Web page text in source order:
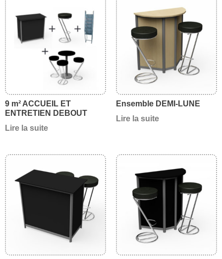
9 m² ACCUEIL ET
ENTRETIEN DEBOUT
Lire la suite
Ensemble DEMI-LUNE
Lire la suite